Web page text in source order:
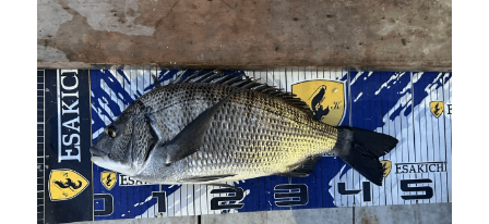
0597-32-0573
mtok0617love@yahoo.co.jp
お問い合わせ